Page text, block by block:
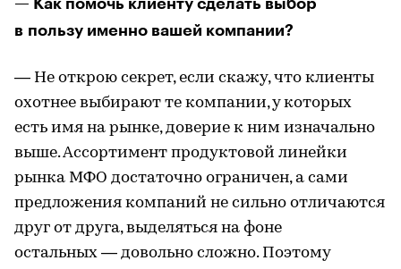
— Как помочь клиенту сделать выбор
в пользу именно вашей компании?
— Не открою секрет, если скажу, что клиенты
охотнее выбирают те компании, у которых
есть имя на рынке, доверие к ним изначально
выше. Ассортимент продуктовой линейки
рынка МФО достаточно ограничен, а сами
предложения компаний не сильно отличаются
друг от друга, выделяться на фоне
остальных — довольно сложно. Поэтому